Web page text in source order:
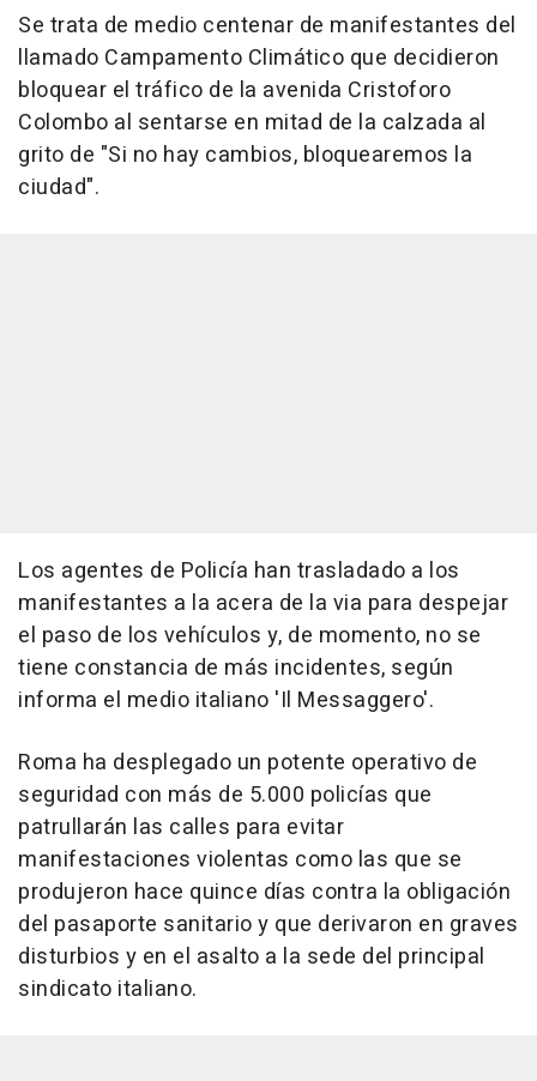
Se trata de medio centenar de manifestantes del
llamado Campamento Climático que decidieron
bloquear el tráfico de la avenida Cristoforo
Colombo al sentarse en mitad de la calzada al
grito de "Si no hay cambios, bloquearemos la
ciudad".
Los agentes de Policía han trasladado a los
manifestantes a la acera de la via para despejar
el paso de los vehículos y, de momento, no se
tiene constancia de más incidentes, según
informa el medio italiano 'Il Messaggero'.
Roma ha desplegado un potente operativo de
seguridad con más de 5.000 policías que
patrullarán las calles para evitar
manifestaciones violentas como las que se
produjeron hace quince días contra la obligación
del pasaporte sanitario y que derivaron en graves
disturbios y en el asalto a la sede del principal
sindicato italiano.